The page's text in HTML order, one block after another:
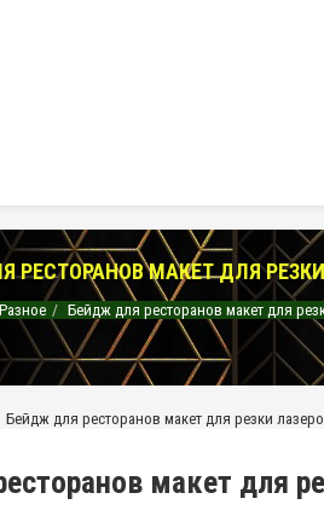
РЕСТОРАНОВ МАКЕТ ДЛЯ
Разное Бейдж для ресторанов макет для
макет для